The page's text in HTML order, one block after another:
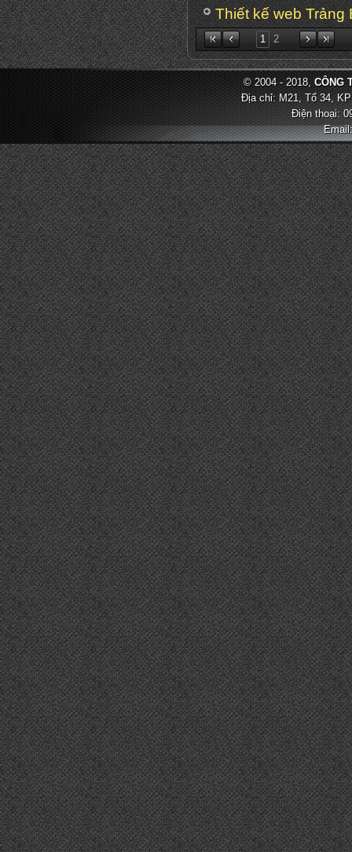
Thiết kế web Trảng
1 2
© 2004 - 2018, CÔNG
Địa chỉ: M21, Tổ 34,
Điện thoại: